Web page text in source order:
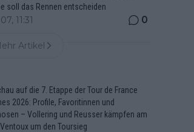
soll das Rennen entscheiden
11:31 0
Artikel
auf die 7. Etappe der Tour de France
2026: Profile, Favoritinnen und
– Vollering und Reusser kämpfen am
um den Toursieg